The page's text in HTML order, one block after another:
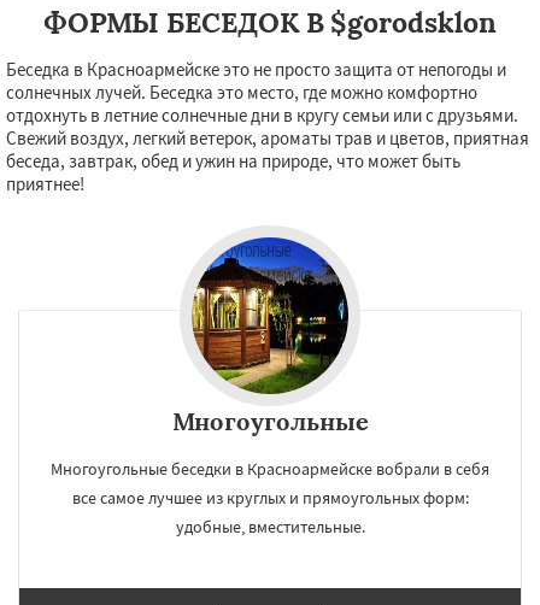
ФОРМЫ БЕСЕДОК В $gorodsklon
Беседка в Красноармейске это не просто защита от непогоды и
солнечных лучей. Беседка это место, где можно комфортно
отдохнуть в летние солнечные дни в кругу семьи или с друзьями.
Свежий воздух, легкий ветерок, ароматы трав и цветов, приятная
беседа, завтрак, обед и ужин на природе, что может быть
приятнее!
Многоугольные
Многоугольные беседки в Красноармейске вобрали в себя
все самое лучшее из круглых и прямоугольных форм:
удобные, вместительные.